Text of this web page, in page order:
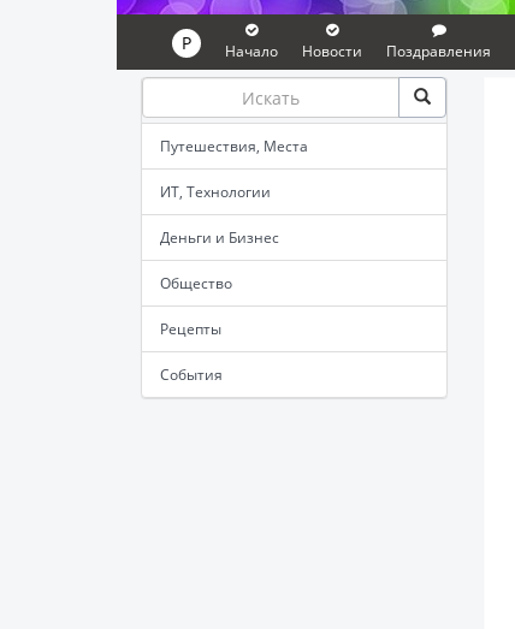
P Начало Новости Поздравления
Путешествия, Места
ИТ, Технологии
Деньги и Бизнес
Общество
Рецепты
События